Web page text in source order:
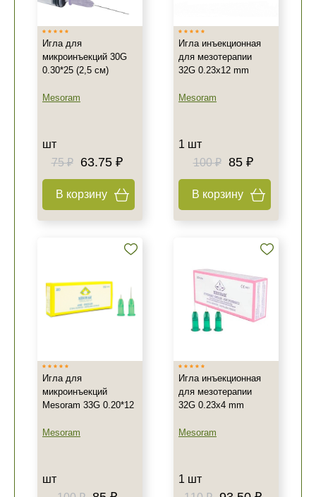
Игла для
микроинъекций 30G
0.30*25 (2,5 см)
Mesoram
шт
75 ₽
63.75 ₽
В корзину
Игла инъекционная
для мезотерапии
32G 0.23x12 mm
Mesoram
1 шт
100 ₽
85 ₽
В корзину
Игла для
микроинъекций
Mesoram 33G 0.20*12
Mesoram
шт
Игла инъекционная
для мезотерапии
32G 0.23x4 mm
Mesoram
1 шт